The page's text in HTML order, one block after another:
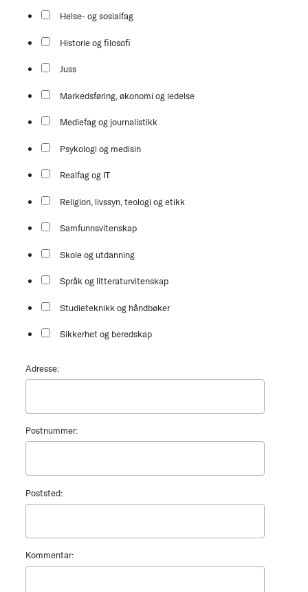
Helse- og sosialfag
Historie og filosofi
Juss
Markedsføring, økonomi og ledelse
Mediefag og journalistikk
Psykologi og medisin
Realfag og IT
Religion, livssyn, teologi og etikk
Samfunnsvitenskap
Skole og utdanning
Språk og litteraturvitenskap
Studieteknikk og håndbøker
Sikkerhet og beredskap
Adresse:
Postnummer:
Poststed:
Kommentar: